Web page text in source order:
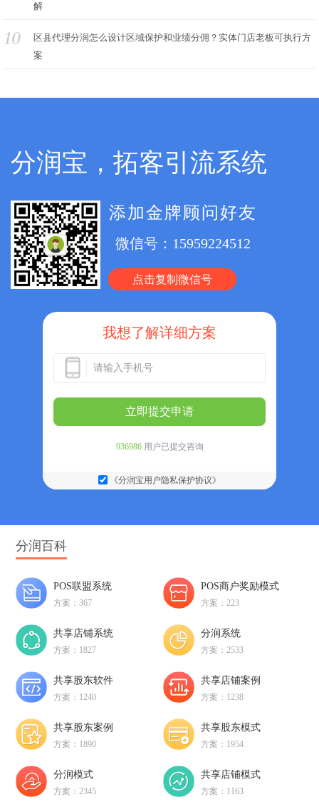
解
区县代理分润怎么设计区域保护和业绩分佣？实体门店老板可执行方
案
分润宝，拓客引流系统
添加金牌顾问好友
微信号： 15959224512
点击复制微信号
我想了解详细方案
立即提交申请
936986用户已提交咨询
《分润宝用户隐私保护协议》
分润百科
POS联盟系统
方案：367
POS商户奖励模式
方案：223
共享店铺系统
方案：1827
分润系统
方案：2533
共享股东软件
方案：1240
共享店铺案例
方案：1238
共享股东案例
方案：1890
共享股东模式
方案：1954
分润模式
方案：2345
共享店铺模式
方案：1163